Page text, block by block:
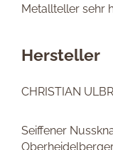
Metallteller sehr
Hersteller
CHRISTIAN
Seiffener